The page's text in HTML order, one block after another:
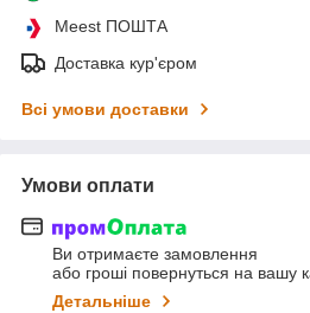
Meest ПОШТА
Доставка кур'єром
Всі умови доставки
Умови оплати
Ви отримаєте замовлення
або гроші повернуться на вашу
Детальніше